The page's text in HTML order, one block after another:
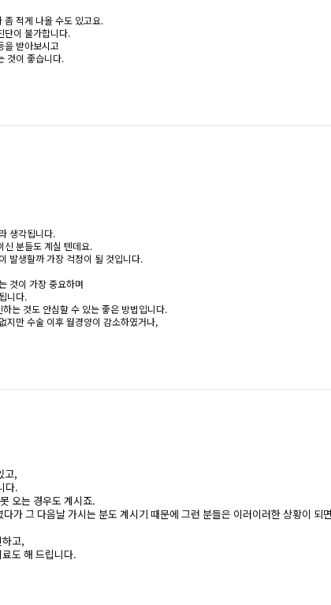
좀 적게 나올 수도 있고요.
단이 불가합니다.
을 받아보시고
것이 좋습니다.
생각됩니다.
신 분들도 계실 텐데요.
발생할까 가장 걱정이 될 것입니다.
것이 가장 중요하며
니다.
는 것도 안심할 수 있는 좋은 방법입니다.
지만 수술 이후 월경양이 감소하였거나,
고,
다.
오는 경우도 계시죠.
가 그 다음날 가시는 분도 계시기 때문에 그런 분들은 이러이러한 상황이
고,
도 해 드립니다.